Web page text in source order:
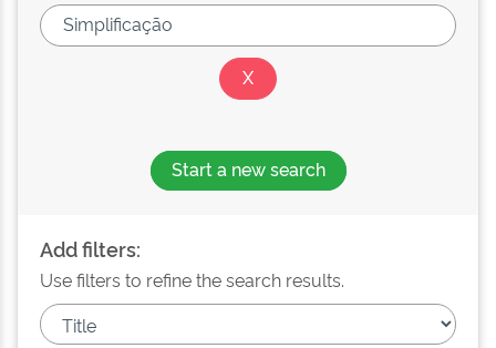
Start a new search
Add filters:
Use filters to refine the search results.